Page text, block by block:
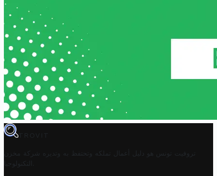
TROVIT
تروفيت تونس هو دليل أعمال تملكه وتحتفظ به وتديره
شركة مخزن
التكنولوجيا